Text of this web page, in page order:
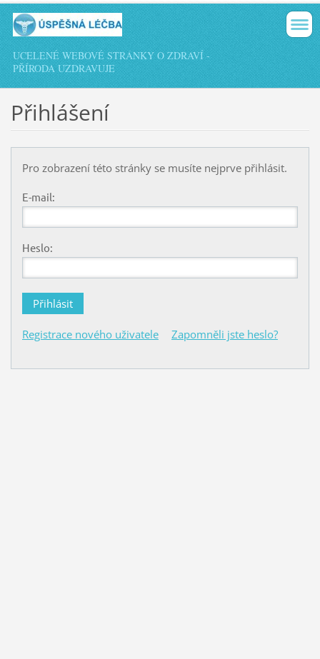
UCELENÉ WEBOVÉ STRÁNKY O ZDRAVÍ -
PŘÍRODA UZDRAVUJE
Přihlášení
Pro zobrazení této stránky se musíte nejprve přihlásit.
E-mail:
Heslo:
Registrace nového uživatele Zapomněli jste heslo?